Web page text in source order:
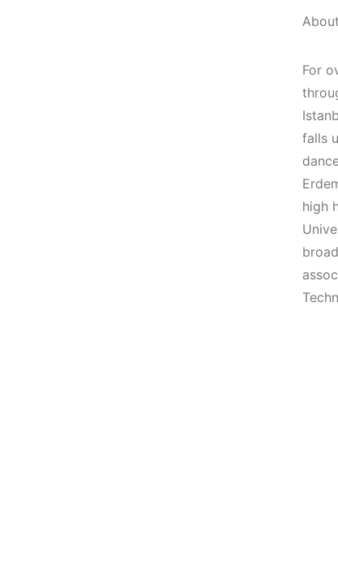
Elektronik
Mekanları
(House,
Downtempo)
For
falls
high